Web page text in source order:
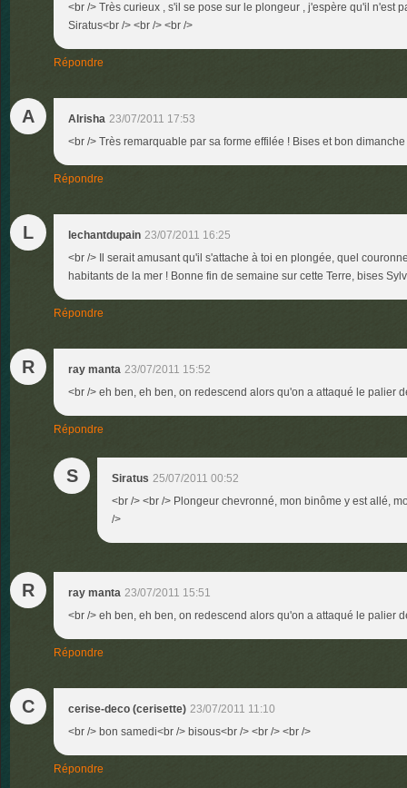
<br /> Très curieux , s'il se pose sur le plongeur , j'espère qu'il n'est
Siratus<br /> <br /> <br />
Répondre
A Alrisha 23/07/2011 17:53
<br /> Très remarquable par sa forme effilée ! Bises et bon
Répondre
L lechantdupain 23/07/2011 16:25
<br /> Il serait amusant qu'il s'attache à toi en plongée, quel
habitants de la mer ! Bonne fin de semaine sur cette Terre, bises
Répondre
R ray manta 23/07/2011 15:52
<br /> eh ben, eh ben, on redescend alors qu'on a attaqué le palier
Répondre
S Siratus 25/07/2011 00:52
<br /> <br /> Plongeur chevronné, mon binôme y est allé,
/>
R ray manta 23/07/2011 15:51
<br /> eh ben, eh ben, on redescend alors qu'on a attaqué le palier
Répondre
C cerise-deco (cerisette) 23/07/2011 11:10
<br /> bon samedi<br /> bisous<br /> <br /> <br />
Répondre